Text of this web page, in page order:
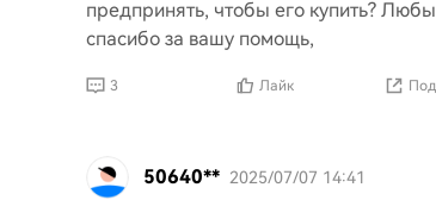
предпринять, чтобы его купить?
спасибо за вашу помощь,
3 Лайк
50640** 2025/07/07 14:41